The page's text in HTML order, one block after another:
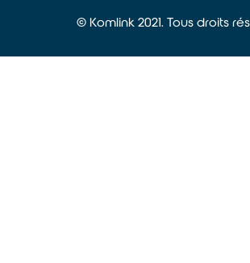
© Komlink 2021. Tous droits